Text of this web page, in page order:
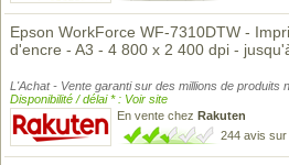
Epson WorkForce WF-7310DTW -
d'encre - A3 - 4 800 x 2 400 dpi -
L'Achat - Vente garanti sur des millions de produits
Disponibilité / délai * : Voir site
En vente chez Rakuten
244 avis